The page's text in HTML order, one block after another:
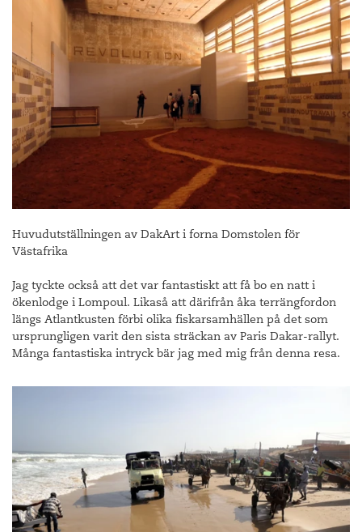
Huvudutställningen av DakArt i forna Domstolen för
Västafrika
Jag tyckte också att det var fantastiskt att få bo en natt i
ökenlodge i Lompoul. Likaså att därifrån åka terrängfordon
längs Atlantkusten förbi olika fiskarsamhällen på det som
ursprungligen varit den sista sträckan av Paris Dakar-rallyt.
Många fantastiska intryck bär jag med mig från denna resa.